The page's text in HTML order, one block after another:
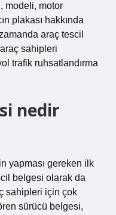
modeli, motor
plakası hakkında
araç tescil
sahipleri
trafik ruhsatlandırma
nedir
yapması gereken ilk
belgesi olarak da
sahipleri için çok
sürücü belgesi,